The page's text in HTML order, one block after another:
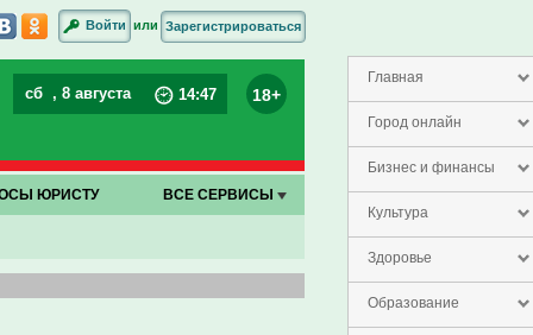
Главная
Город онлайн
Бизнес и финансы
Культура
Здоровье
Образование
Войти или Зарегистрироваться
сб , 8 августа 14:47 18+
ЮРИСТУ ВСЕ СЕРВИСЫ